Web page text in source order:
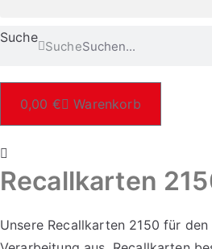
Suche
Suche
0,00 € Warenkorb
Recallkarten
Unsere Recallkarten 2150 für